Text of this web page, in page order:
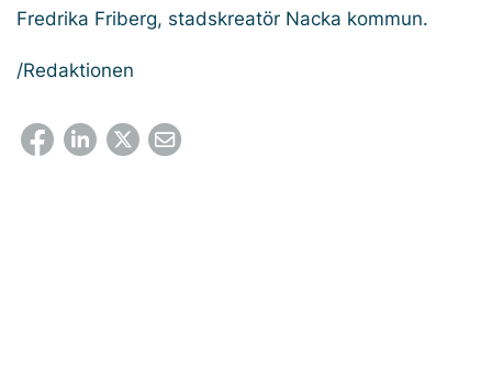
Fredrika Friberg, stadskreatör Nacka kommun.
/Redaktionen